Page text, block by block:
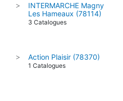
>
INTERMARCHE Magny
Les Hameaux (78114)
3 Catalogues
> Action Plaisir (78370)
1 Catalogues